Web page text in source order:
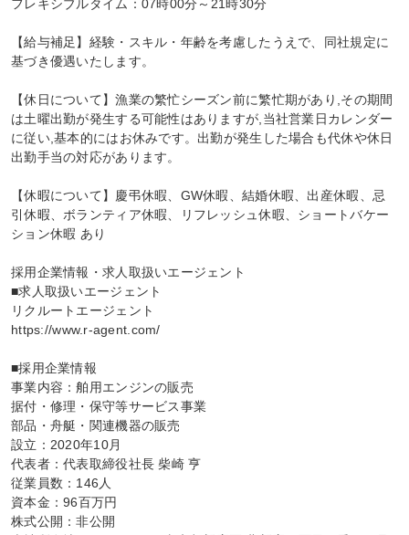
フレキシブルタイム：07時00分～21時30分
【給与補足】経験・スキル・年齢を考慮したうえで、同社規定に
基づき優遇いたします。
【休日について】漁業の繁忙シーズン前に繁忙期があり,その期間
は土曜出勤が発生する可能性はありますが,当社営業日カレンダー
に従い,基本的にはお休みです。出勤が発生した場合も代休や休日
出勤手当の対応があります。
【休暇について】慶弔休暇、GW休暇、結婚休暇、出産休暇、忌
引休暇、ボランティア休暇、リフレッシュ休暇、ショートバケー
ション休暇 あり
採用企業情報・求人取扱いエージェント
■求人取扱いエージェント
リクルートエージェント
https://www.r-agent.com/
■採用企業情報
事業内容：舶用エンジンの販売
据付・修理・保守等サービス事業
部品・舟艇・関連機器の販売
設立：2020年10月
代表者：代表取締役社長 柴崎 亨
従業員数：146人
資本金：96百万円
株式公開：非公開